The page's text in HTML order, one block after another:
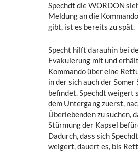
Spechdt die WORDON
Meldung an die
gibt, ist es bereits zu spät.
Specht hilft darauhin bei
Evakuierung mit und
Kommando über eine
in der sich auch der Somer
befindet. Spechdt weigert
dem Untergang zuerst,
Überlebenden zu suchen,
Stürmung der Kapsel
Dadurch, dass sich
weigert, dauert es, bis